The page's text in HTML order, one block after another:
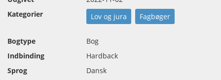
Kategorier
Lov og jura Fagbøger
Bogtype
Bog
Indbinding
Hardback
Sprog
Dansk